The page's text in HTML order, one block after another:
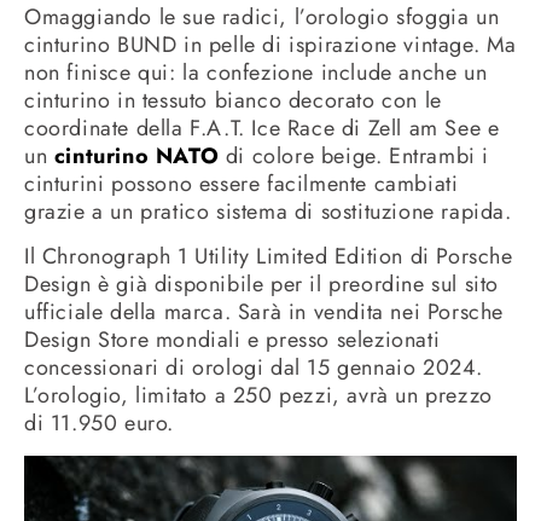
Omaggiando le sue radici, l’orologio sfoggia un
cinturino BUND in pelle di ispirazione vintage. Ma
non finisce qui: la confezione include anche un
cinturino in tessuto bianco decorato con le
coordinate della F.A.T. Ice Race di Zell am See e
un cinturino NATO di colore beige. Entrambi i
cinturini possono essere facilmente cambiati
grazie a un pratico sistema di sostituzione rapida.
Il Chronograph 1 Utility Limited Edition di Porsche
Design è già disponibile per il preordine sul sito
ufficiale della marca. Sarà in vendita nei Porsche
Design Store mondiali e presso selezionati
concessionari di orologi dal 15 gennaio 2024.
L’orologio, limitato a 250 pezzi, avrà un prezzo
di 11.950 euro.